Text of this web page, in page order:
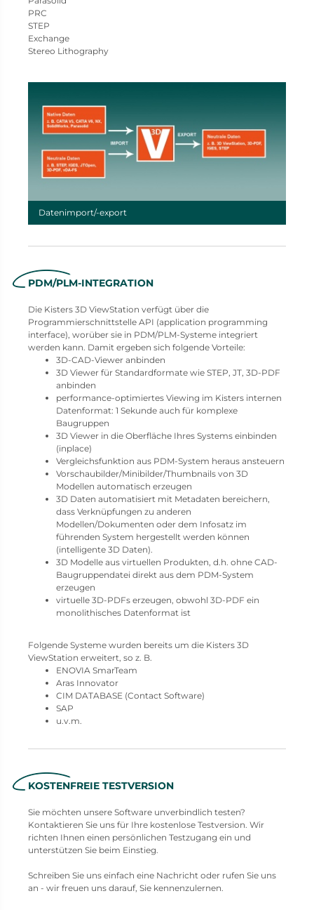
PRC
STEP
Exchange
Stereo Lithography
Datenimport/-export
PDM/PLM-INTEGRATION
Die Kisters 3D ViewStation verfügt über die
Programmierschnittstelle API (application programming
interface), worüber sie in PDM/PLM-Systeme integriert
werden kann. Damit ergeben sich folgende Vorteile:
3D-CAD-Viewer anbinden
3D Viewer für Standardformate wie STEP, JT, 3D-PDF
anbinden
performance-optimiertes Viewing im Kisters internen
Datenformat: 1 Sekunde auch für komplexe
Baugruppen
3D Viewer in die Oberfläche Ihres Systems einbinden
(inplace)
Vergleichsfunktion aus PDM-System heraus ansteuern
Vorschaubilder/Minibilder/Thumbnails von 3D
Modellen automatisch erzeugen
3D Daten automatisiert mit Metadaten bereichern,
dass Verknüpfungen zu anderen
Modellen/Dokumenten oder dem Infosatz im
führenden System hergestellt werden können
(intelligente 3D Daten).
3D Modelle aus virtuellen Produkten, d.h. ohne CAD-
Baugruppendatei direkt aus dem PDM-System
erzeugen
virtuelle 3D-PDFs erzeugen, obwohl 3D-PDF ein
monolithisches Datenformat ist
Folgende Systeme wurden bereits um die Kisters 3D
ViewStation erweitert, so z. B.
ENOVIA SmarTeam
Aras Innovator
CIM DATABASE (Contact Software)
SAP
u.v.m.
KOSTENFREIE TESTVERSION
Sie möchten unsere Software unverbindlich testen?
Kontaktieren Sie uns für Ihre kostenlose Testversion. Wir
richten Ihnen einen persönlichen Testzugang ein und
unterstützen Sie beim Einstieg.
Schreiben Sie uns einfach eine Nachricht oder rufen Sie uns
an - wir freuen uns darauf, Sie kennenzulernen.